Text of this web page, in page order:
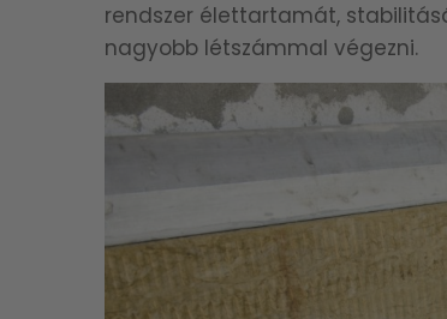
rendszer élettartamát,
nagyobb létszámmal végezni.